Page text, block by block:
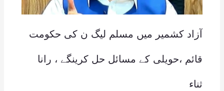
آزاد کشمیر میں مسلم لیگ ن کی حکومت
قائم ،حویلی کے مسائل حل کرینگے ، رانا
ثناء